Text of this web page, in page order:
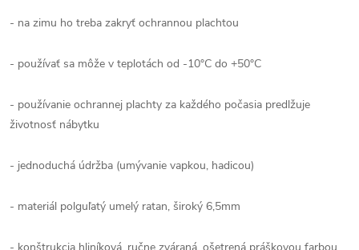
- na zimu ho treba zakryť ochrannou plachtou
- používať sa môže v teplotách od -10°C do +50°C
- používanie ochrannej plachty za každého počasia predlžuje
životnosť nábytku
- jednoduchá údržba (umývanie vapkou, hadicou)
- materiál polguľatý umelý ratan, široký 6,5mm